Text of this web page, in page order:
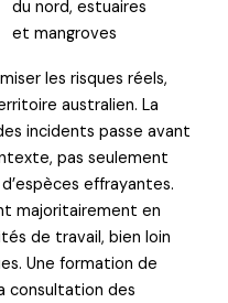
du nord, estuaires
et mangroves
les risques réels,
australien. La
incidents passe avant
pas seulement
effrayantes.
majoritairement en
de travail, bien loin
Une formation de
consultation des